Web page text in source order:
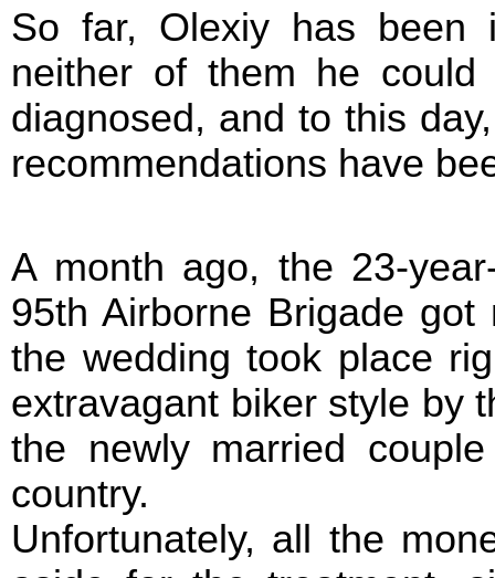
So far, Olexiy has been
neither of them he could
diagnosed, and to this
recommendations have
A month ago, the 23-
95th Airborne Brigade
the wedding took place
extravagant biker style by
the newly married
country.
Unfortunately, all the